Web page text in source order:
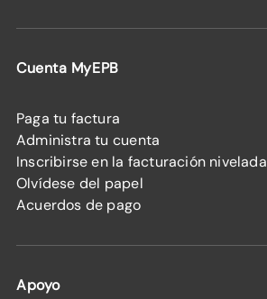
Cuenta MyEPB
Paga tu factura
Administra tu cuenta
Inscribirse en la facturación nivelada
Olvídese del papel
Acuerdos de pago
Apoyo